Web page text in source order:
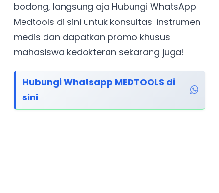
bodong, langsung aja Hubungi WhatsApp
Medtools di sini untuk konsultasi instrumen
medis dan dapatkan promo khusus
mahasiswa kedokteran sekarang juga!
Hubungi Whatsapp MEDTOOLS di
sini